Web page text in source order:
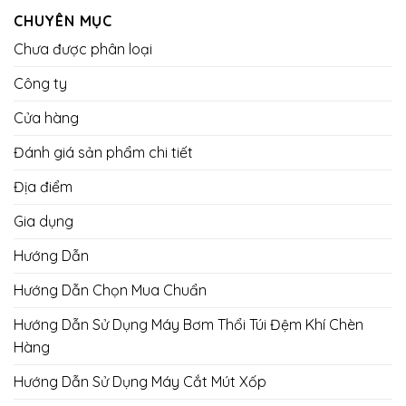
CHUYÊN MỤC
Chưa được phân loại
Công ty
Cửa hàng
Đánh giá sản phẩm chi tiết
Địa điểm
Gia dụng
Hướng Dẫn
Hướng Dẫn Chọn Mua Chuẩn
Hướng Dẫn Sử Dụng Máy Bơm Thổi Túi Đệm Khí Chèn
Hàng
Hướng Dẫn Sử Dụng Máy Cắt Mút Xốp